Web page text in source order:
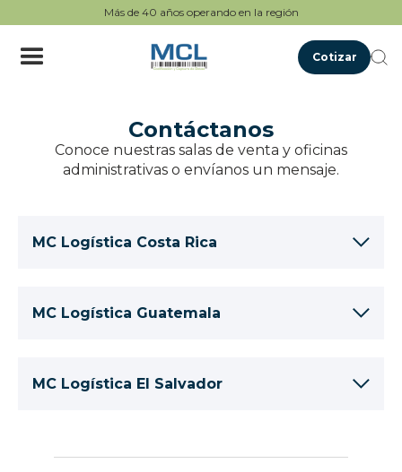
Más de 40 años operando en la región
Cotizar
Contáctanos
Conoce nuestras salas de venta y oficinas
administrativas o envíanos un mensaje.
MC Logística Costa Rica
XXIII 2.7Km al Noroeste, calle Martínez Finca Incepa
infomcl@mclogistica.com
MC Logística Guatemala
City, Guatemala
MC Logística El Salvador
San Salvador, El Salvador